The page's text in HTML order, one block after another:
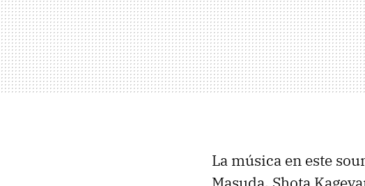
La música en este